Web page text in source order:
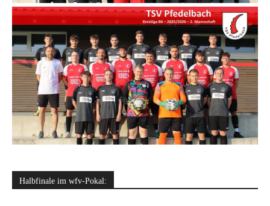
Halbfinale im wfv-Pokal: